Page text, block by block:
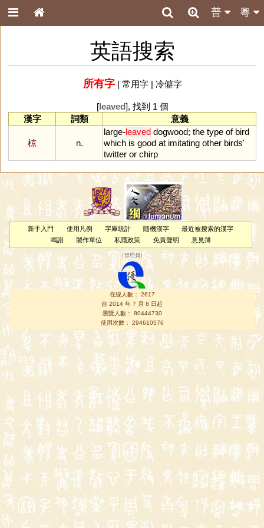
粵
普
英語搜索
所有字| 常用字| 冷僻字
[leaved], 找到 1 個
漢字
詞類 意義
椋 n.
large-leaved dogwood; the type of bird
which is good at imitating other birds'
twitter or chirp
新手入門 使用凡例 字庫統計 隨機漢字
最近被搜索的漢字
鳴謝
製作單位 私隱政策 免責聲明 意見簿
（管理員 ）
在線人數： 2617
自 2014 年 7 月 8 日起
瀏覽人數： 80444730
使用次數： 294610576